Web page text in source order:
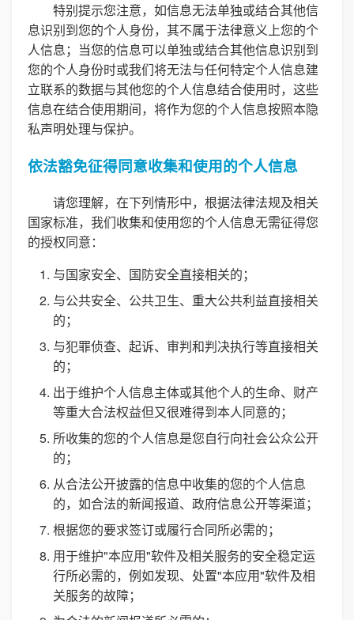
特别提示您注意，如信息无法单独或结合其他信
息识别到您的个人身份，其不属于法律意义上您的个
人信息；当您的信息可以单独或结合其他信息识别到
您的个人身份时或我们将无法与任何特定个人信息建
立联系的数据与其他您的个人信息结合使用时，这些
信息在结合使用期间，将作为您的个人信息按照本隐
私声明处理与保护。
依法豁免征得同意收集和使用的个人信息
请您理解，在下列情形中，根据法律法规及相关
国家标准，我们收集和使用您的个人信息无需征得您
的授权同意：
与国家安全、国防安全直接相关的；
与公共安全、公共卫生、重大公共利益直接相关
的；
与犯罪侦查、起诉、审判和判决执行等直接相关
的；
出于维护个人信息主体或其他个人的生命、财产
等重大合法权益但又很难得到本人同意的；
所收集的您的个人信息是您自行向社会公众公开
的；
从合法公开披露的信息中收集的您的个人信息
的，如合法的新闻报道、政府信息公开等渠道；
根据您的要求签订或履行合同所必需的；
用于维护"本应用"软件及相关服务的安全稳定运
行所必需的，例如发现、处置"本应用"软件及相
关服务的故障；